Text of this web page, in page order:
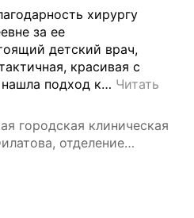
хирургу
за ее
детский врач,
красивая с
подход к… Читать
городская клиническая
отделение
улица, 15, стр. 3А